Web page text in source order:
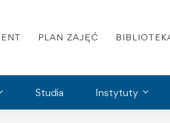
PLAN ZAJĘĆ
Studia Instytuty